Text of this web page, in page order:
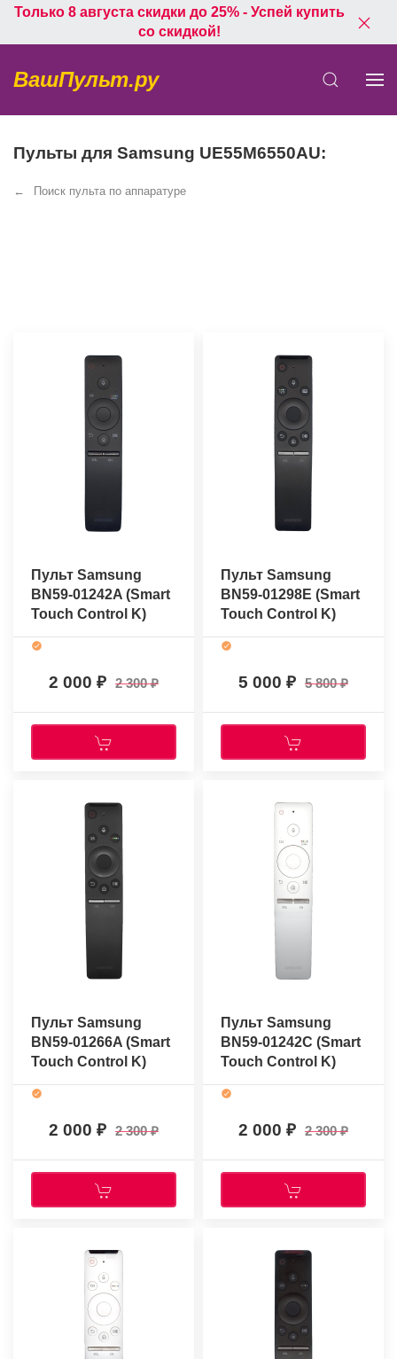
Только 8 августа скидки до 25% - Успей купить
со скидкой!
ВашПульт.ру
Пульты для Samsung UE55M6550AU:
Поиск пульта по аппаратуре
Пульт Samsung
BN59-01242A (Smart
Touch Control K)
(оригинальный)
2 000 2 300
Пульт Samsung
BN59-01298E (Smart
Touch Control K)
(оригинальный)
5 000 5 800
Пульт Samsung
BN59-01266A (Smart
Touch Control K)
(оригинальный)
2 000 2 300
Пульт Samsung
BN59-01242C (Smart
Touch Control K)
(оригинальный)
2 000 2 300